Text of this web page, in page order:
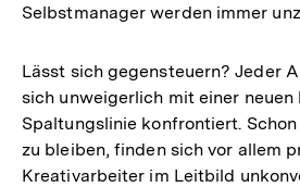
Selbstmanager werden immer
Lässt sich gegensteuern? Jeder
sich unweigerlich mit einer neuen
Spaltungslinie konfrontiert.
zu bleiben, finden sich vor allem
Kreativarbeiter im Leitbild